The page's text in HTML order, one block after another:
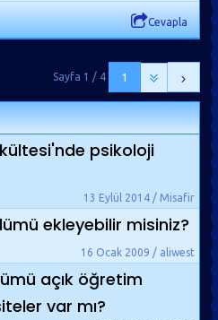
Cevapla
1
Sayfa 1 / 4
psikoloji
13 Eylül 2014 / Misafir
ekleyebilir misiniz?
16 Ocak 2009 / aliwest
açık öğretim
var mı?